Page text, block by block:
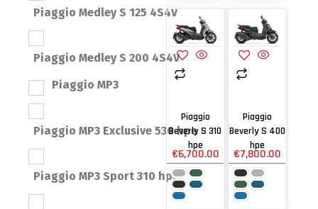
Piaggio Medley S 125 4S4V
Piaggio Medley S 200 4S4V
Piaggio MP3
Piaggio MP3 Exclusive 530 hpe
Piaggio MP3 Sport 310 hpe
Piaggio
Beverly S 310
hpe
€6,700.00
Piaggio
Beverly S 400
hpe
€7,800.00